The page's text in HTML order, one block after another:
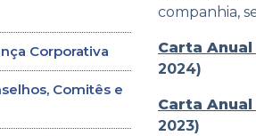
Corporativa
Comitês e
companhia,
Carta
2024)
Carta
2023)